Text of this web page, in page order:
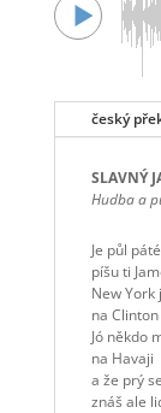
český
SLAVNÝ
Hudba a
Je půl
píšu ti
New York
na
Jó někdo
na Havaji
a že prý
znáš ale